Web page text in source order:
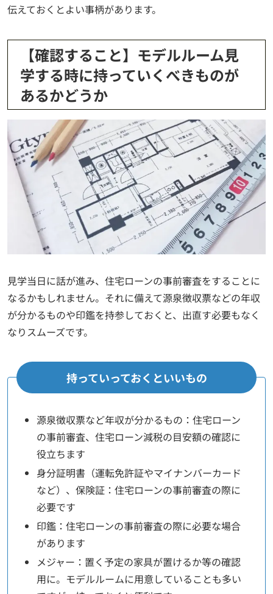
伝えておくとよい事柄があります。
【確認すること】モデルルーム見
学する時に持っていくべきものが
あるかどうか
見学当日に話が進み、住宅ローンの事前審査をすることに
なるかもしれません。それに備えて源泉徴収票などの年収
が分かるものや印鑑を持参しておくと、出直す必要もなく
なりスムーズです。
持っていっておくといいもの
源泉徴収票など年収が分かるもの：住宅ローン
の事前審査、住宅ローン減税の目安額の確認に
役立ちます
身分証明書（運転免許証やマイナンバーカード
など）、保険証：住宅ローンの事前審査の際に
必要です
印鑑：住宅ローンの事前審査の際に必要な場合
があります
メジャー：置く予定の家具が置けるか等の確認
用に。モデルルームに用意していることも多い